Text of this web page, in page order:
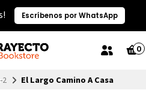
Escríbenos por WhatsApp
0
2 El Largo Camino A Casa